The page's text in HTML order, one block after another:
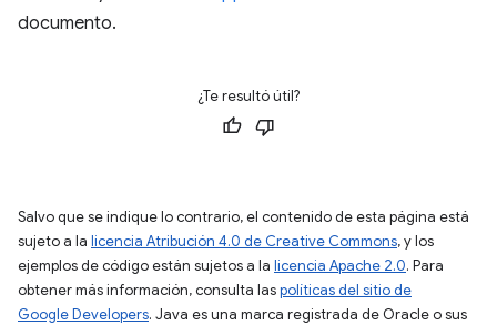
documento.
¿Te resultó útil?
Salvo que se indique lo contrario, el contenido de esta página está
sujeto a la licencia Atribución 4.0 de Creative Commons, y los
ejemplos de código están sujetos a la licencia Apache 2.0. Para
obtener más información, consulta laspolíticas del sitio de
Google Developers. Java es una marca registrada de Oracle o sus